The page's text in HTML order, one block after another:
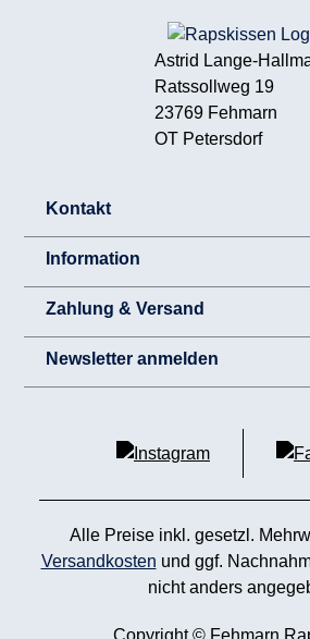
Astrid Lange-
Ratssollweg 19
23769 Fehmarn
OT Petersdorf
Kontakt
Information
Zahlung & Versand
Newsletter anmelden
Alle Preise inkl. gesetzl.
Versandkosten und ggf.
nicht anders
Copyright © Fehmarn